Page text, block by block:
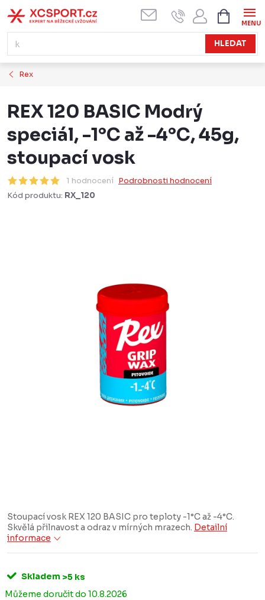
na
obsah
HLEDAT
KOŠÍK
Rex
REX 120 BASIC Modrý
speciál, -1°C až -4°C, 45g,
stoupací vosk
1 hodnocení Podrobnosti hodnocení
Kód produktu: RX_120
Stoupací vosk REX 120 BASIC pro teploty -1°C až -4°C.
Skvělá přilnavost a odraz v mírných mrazech. Detailní
informace
Skladem >5 ks
10.8.2026